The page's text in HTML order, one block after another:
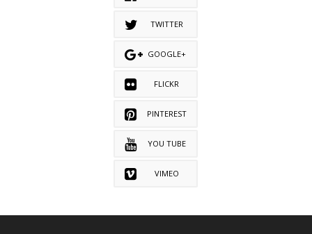
TWITTER
GOOGLE+
FLICKR
PINTEREST
YOU TUBE
VIMEO